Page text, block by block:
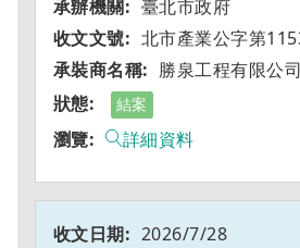
臺北市政府
北市產業公字第
勝泉工程有限公司
結案
詳細資料
2026/7/28